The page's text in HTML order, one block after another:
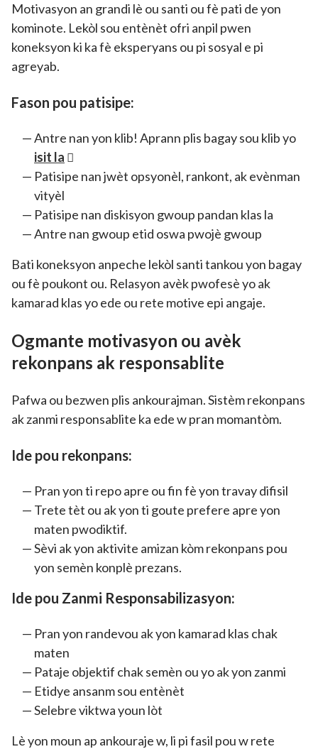
Motivasyon an grandi lè ou santi ou fè pati de yon
kominote. Lekòl sou entènèt ofri anpil pwen
koneksyon ki ka fè eksperyans ou pi sosyal e pi
agreyab.
Fason pou patisipe:
Antre nan yon klib! Aprann plis bagay sou klib yo
isit la
Patisipe nan jwèt opsyonèl, rankont, ak evènman
vityèl
Patisipe nan diskisyon gwoup pandan klas la
Antre nan gwoup etid oswa pwojè gwoup
Bati koneksyon anpeche lekòl santi tankou yon bagay
ou fè poukont ou. Relasyon avèk pwofesè yo ak
kamarad klas yo ede ou rete motive epi angaje.
Ogmante motivasyon ou avèk
rekonpans ak responsablite
Pafwa ou bezwen plis ankourajman. Sistèm rekonpans
ak zanmi responsablite ka ede w pran momantòm.
Ide pou rekonpans:
Pran yon ti repo apre ou fin fè yon travay difisil
Trete tèt ou ak yon ti goute prefere apre yon
maten pwodiktif.
Sèvi ak yon aktivite amizan kòm rekonpans pou
yon semèn konplè prezans.
Ide pou Zanmi Responsabilizasyon:
Pran yon randevou ak yon kamarad klas chak
maten
Pataje objektif chak semèn ou yo ak yon zanmi
Etidye ansanm sou entènèt
Selebre viktwa youn lòt
Lè yon moun ap ankouraje w, li pi fasil pou w rete